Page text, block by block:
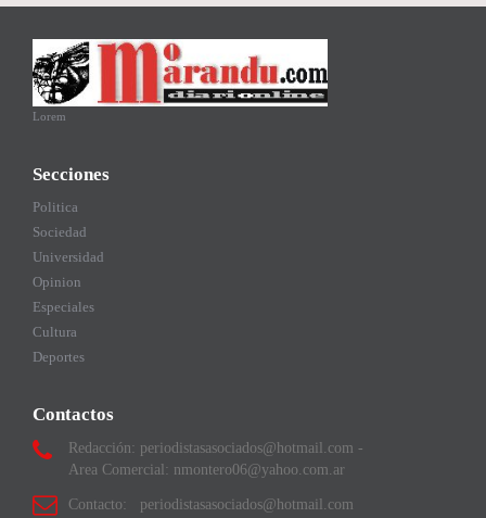
Lorem
Secciones
Politica
Sociedad
Universidad
Opinion
Especiales
Cultura
Deportes
Contactos
Redacción: periodistasasociados@hotmail.com -
Area Comercial: nmontero06@yahoo.com.ar
Contacto: periodistasasociados@hotmail.com